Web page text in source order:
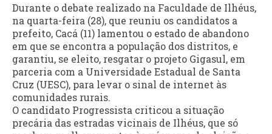
Durante o debate realizado na Faculdade de Ilhéus,
na quarta-feira (28), que reuniu os candidatos a
prefeito, Cacá (11) lamentou o estado de abandono
em que se encontra a população dos distritos, e
garantiu, se eleito, resgatar o projeto Gigasul, em
parceria com a Universidade Estadual de Santa
Cruz (UESC), para levar o sinal de internet às
comunidades rurais.
O candidato Progressista criticou a situação
precária das estradas vicinais de Ilhéus, que só